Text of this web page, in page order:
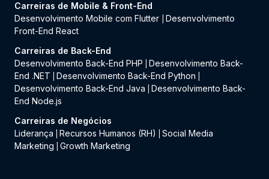
Carreiras de Mobile & Front-End
Desenvolvimento Mobile com Flutter
Desenvolvimento
Front-End React
Carreiras de Back-End
Desenvolvimento Back-End PHP
Desenvolvimento Back-
End .NET
Desenvolvimento Back-End Python
Desenvolvimento Back-End Java
Desenvolvimento Back-
End Node.js
Carreiras de Negócios
Liderança
Recursos Humanos (RH)
Social Media
Marketing
Growth Marketing